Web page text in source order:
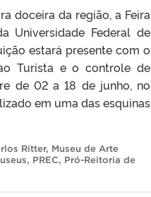
doceira da região, a Feira
Universidade Federal de
estará presente com o
Turista e o controle de
de 02 a 18 de junho, no
em uma das esquinas
Ritter, Museu de Arte
, PREC, Pró-Reitoria de